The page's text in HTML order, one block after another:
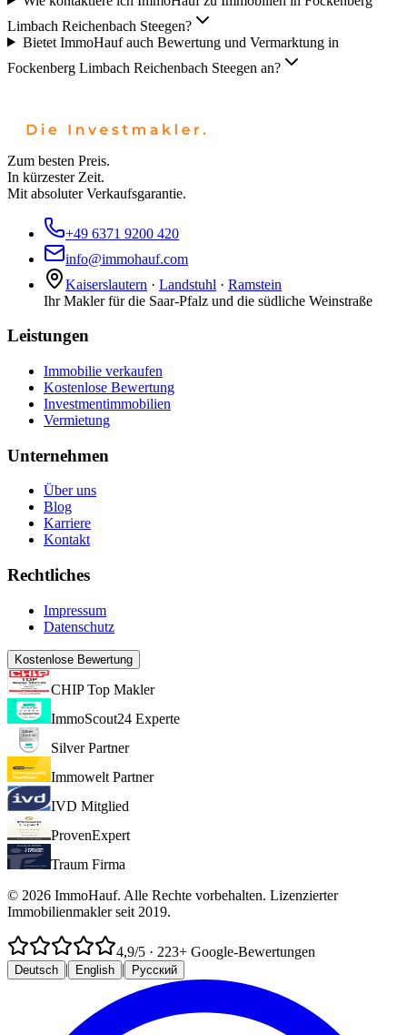
Limbach Reichenbach Steegen?
Bietet ImmoHauf auch Bewertung und Vermarktung in
Fockenberg Limbach Reichenbach Steegen an?
Zum besten Preis.
In kürzester Zeit.
Mit absoluter Verkaufsgarantie.
+49 6371 9200 420
info@immohauf.com
Kaiserslautern · Landstuhl · Ramstein
Ihr Makler für die Saar-Pfalz und die südliche Weinstraße
Leistungen
Immobilie verkaufen
Kostenlose Bewertung
Investmentimmobilien
Vermietung
Unternehmen
Über uns
Blog
Karriere
Kontakt
Rechtliches
Impressum
Datenschutz
Kostenlose Bewertung
CHIP Top Makler
ImmoScout24 Experte
Silver Partner
Immowelt Partner
IVD Mitglied
ProvenExpert
Traum Firma
© 2026 ImmoHauf. Alle Rechte vorbehalten. Lizenzierter
Immobilienmakler seit 2019.
4,9/5 · 223+ Google-Bewertungen
Deutsch | English | Русский